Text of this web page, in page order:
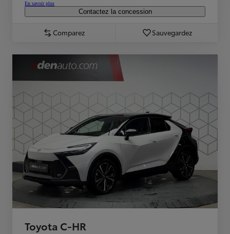
En savoir plus
Contactez la concession
Comparez Sauvegardez
Toyota C-HR